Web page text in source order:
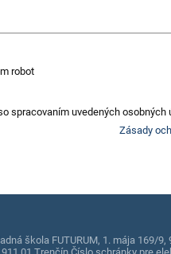
robot
spracovaním uvedených osobných
Zásady
škola FUTURUM, 1. mája 169/9,